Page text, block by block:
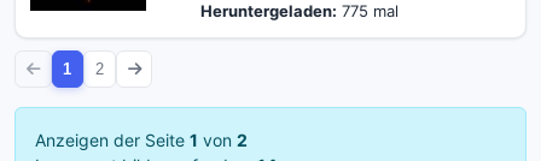
Heruntergeladen: 775 mal
1 2
Anzeigen der Seite 1 von 2